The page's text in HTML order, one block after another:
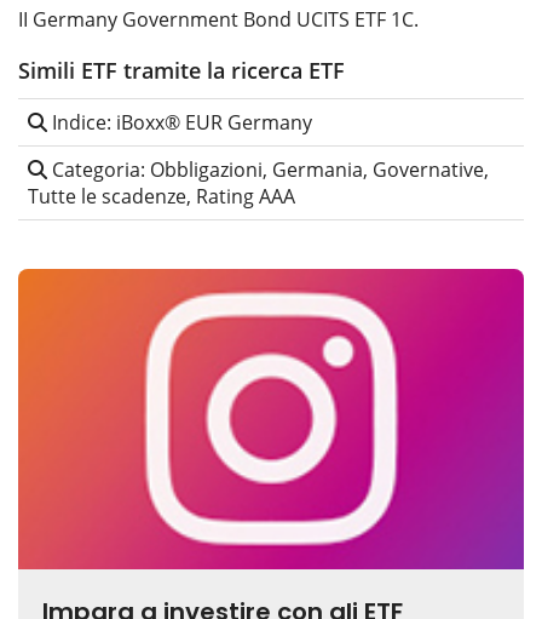
II Germany Government Bond UCITS ETF 1C.
Simili ETF tramite la ricerca ETF
Indice: iBoxx® EUR Germany
Categoria: Obbligazioni, Germania, Governative,
Tutte le scadenze, Rating AAA